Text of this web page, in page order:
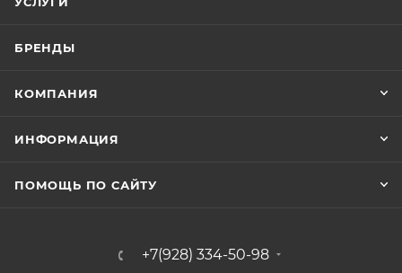
БРЕНДЫ
КОМПАНИЯ
ИНФОРМАЦИЯ
ПОМОЩЬ ПО САЙТУ
+7(928) 334-50-98